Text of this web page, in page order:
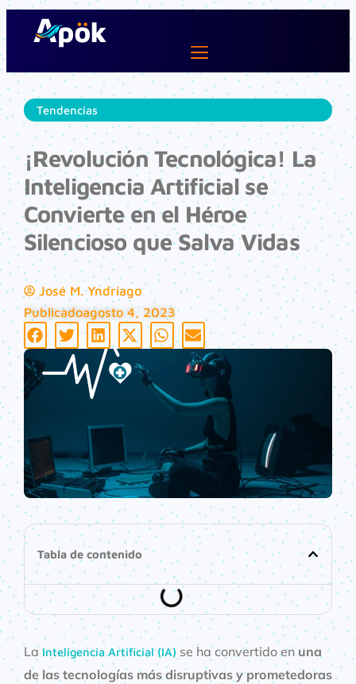
Ir
Tendencias
¡Revolución Tecnológica! La
Inteligencia Artificial se
Convierte en el Héroe
Silencioso que Salva Vidas
José M. Yndriago
Publicadoagosto 4, 2023
Tabla de contenido
La Inteligencia Artificial (IA) se ha convertido en una
de las tecnologías más disruptivas y prometedoras